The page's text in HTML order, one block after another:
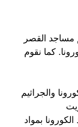
القصر
كما نقوم
والجراثيم
بمواد